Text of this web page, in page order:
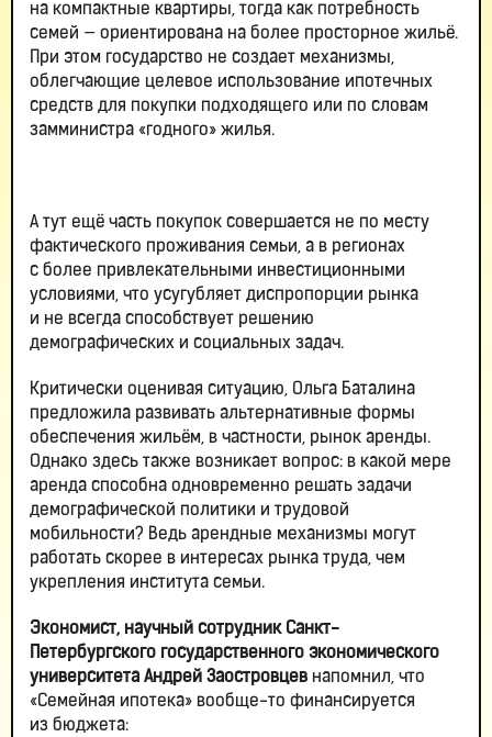
на компактные квартиры, тогда как потребность
семей — ориентирована на более просторное жильё.
При этом государство не создает механизмы,
облегчающие целевое использование ипотечных
средств для покупки подходящего или по словам
замминистра «годного» жилья.
А тут ещё часть покупок совершается не по месту
фактического проживания семьи, а в регионах
с более привлекательными инвестиционными
условиями, что усугубляет диспропорции рынка
и не всегда способствует решению
демографических и социальных задач.
Критически оценивая ситуацию, Ольга Баталина
предложила развивать альтернативные формы
обеспечения жильём, в частности, рынок аренды.
Однако здесь также возникает вопрос: в какой мере
аренда способна одновременно решать задачи
демографической политики и трудовой
мобильности? Ведь арендные механизмы могут
работать скорее в интересах рынка труда, чем
укрепления института семьи.
Экономист, научный сотрудник Санкт-
Петербургского государственного экономического
университета Андрей Заостровцев напомнил, что
«Семейная ипотека» вообще-то финансируется
из бюджета: